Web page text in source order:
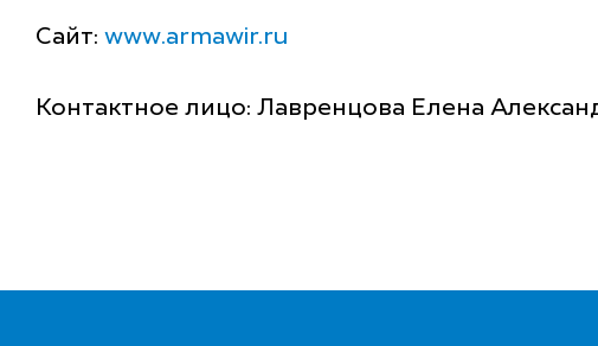
Сайт: www.armawir.ru
Контактное лицо: Лавренцова Елена